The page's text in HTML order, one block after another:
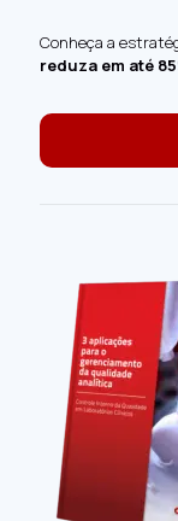
Conheça a
reduza em até